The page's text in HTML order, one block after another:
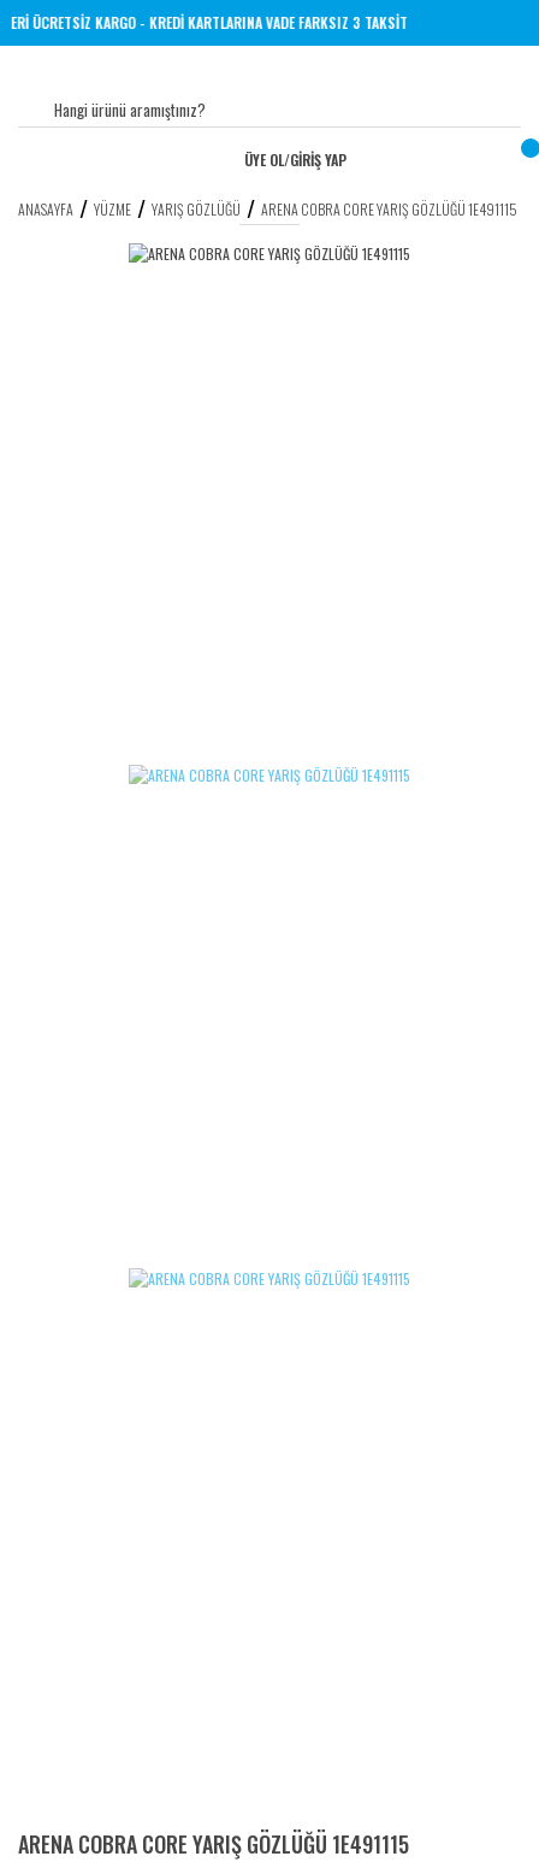
ÜZERİ ÜCRETSİZ KARGO - KREDİ KARTLARINA VADE FARKSIZ 3 TAKSİT
ÜYE OL/GİRİŞ YAP
ANASAYFA YÜZME YARIŞ GÖZLÜĞÜ ARENA COBRA CORE YARIŞ GÖZLÜĞÜ 1E491115
ARENA COBRA CORE YARIŞ GÖZLÜĞÜ 1E491115